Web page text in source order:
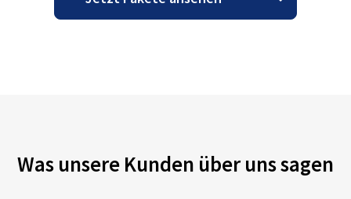
Was unsere Kunden über uns sagen